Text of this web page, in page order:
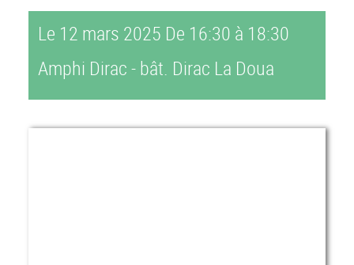
Le 12 mars 2025 De 16:30 à 18:30
Amphi Dirac - bât. Dirac La Doua